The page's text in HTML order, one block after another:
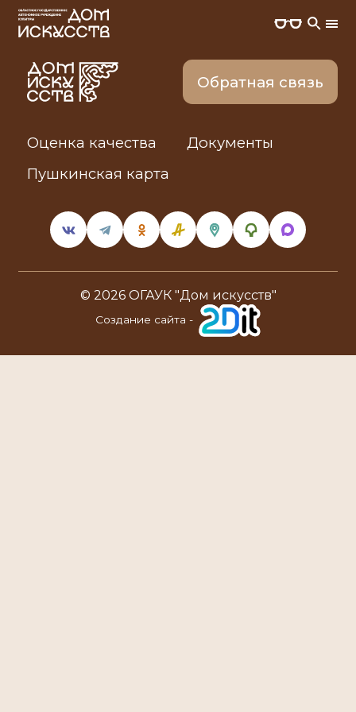
Обратная связь
Оценка качества
Документы
Пушкинская карта
© 2026 ОГАУК "Дом искусств"
Cоздание сайта -